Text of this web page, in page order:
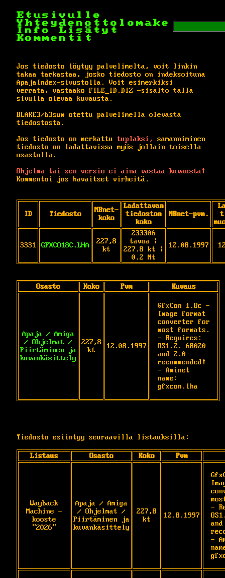
Etusivulle
Yhteydenottolomake
Info
Lisätyt
Kommentit
Jos tiedosto löytyy palvelimelta, voit linkin
takaa tarkastaa, josko tiedosto on indeksoituna
ApajaIndex-sivustolla. Voit esimerkiksi
verrata, vastaako FILE_ID.DIZ -sisältö tällä
sivulla olevaa kuvausta.
BLAKE3/b3sum otettu palvelimella olevasta
tiedostosta.
Jos tiedosto on merkattu tuplaksi,
samanniminen
tiedosto on ladattavissa myös jollain toisella
osastolla.
Ohjelma tai sen versio ei aina vastaa kuvausta!
Kommentoi jos havaitset virheitä.
ID Tiedosto
MBnet-
koko
Ladattavan
tiedoston
koko
MBnet-pvm.
3331 GFXCO18C.LHA
227,8
kt
233306
tavua |
227.8 kt |
0.2 Mt
12.08.1997
Osasto Koko Pvm Kuvaus
Apaja / Amiga
/ Ohjelmat /
Piirtäminen ja
kuvankäsittely
227,8
kt
12.08.1997
GfxCon 1.8c -
Image format
converter for
most formats.
- Requires:
OS1.2. 68020
and 2.0
recommended!
- Aminet
name:
gfxcon.lha
Tiedosto esiintyy seuraavilla listauksilla:
Listaus Osasto Koko Pvm
Wayback
Machine -
kooste
"2026"
Apaja / Amiga
/ Ohjelmat /
Piirtäminen ja
kuvankäsittely
227,8
kt
12.8.1997
-
-